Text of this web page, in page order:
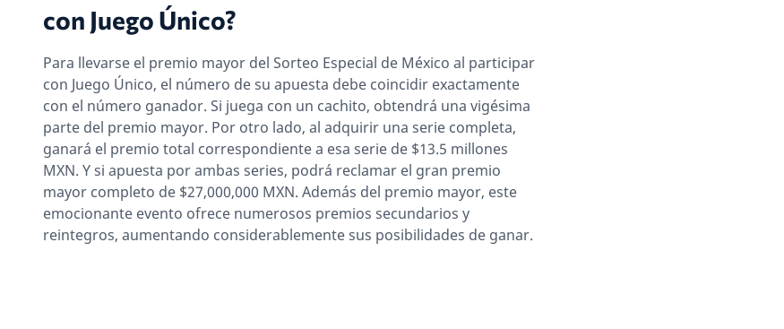
con Juego Único?
Para llevarse el premio mayor del Sorteo Especial de México al participar
con Juego Único, el número de su apuesta debe coincidir exactamente
con el número ganador. Si juega con un cachito, obtendrá una vigésima
parte del premio mayor. Por otro lado, al adquirir una serie completa,
ganará el premio total correspondiente a esa serie de $13.5 millones
MXN. Y si apuesta por ambas series, podrá reclamar el gran premio
mayor completo de $27,000,000 MXN. Además del premio mayor, este
emocionante evento ofrece numerosos premios secundarios y
reintegros, aumentando considerablemente sus posibilidades de ganar.